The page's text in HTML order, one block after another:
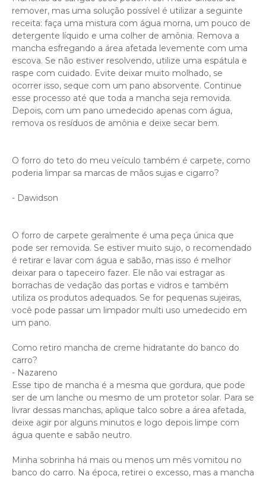
remover, mas uma solução possível é utilizar a seguinte
receita: faça uma mistura com água morna, um pouco de
detergente líquido e uma colher de amônia. Remova a
mancha esfregando a área afetada levemente com uma
escova. Se não estiver resolvendo, utilize uma espátula e
raspe com cuidado. Evite deixar muito molhado, se
ocorrer isso, seque com um pano absorvente. Continue
esse processo até que toda a mancha seja removida.
Depois, com um pano umedecido apenas com água,
remova os resíduos de amônia e deixe secar bem.
O forro do teto do meu veículo também é carpete, como
poderia limpar sa marcas de mãos sujas e cigarro?
- Dawidson
O forro de carpete geralmente é uma peça única que
pode ser removida. Se estiver muito sujo, o recomendado
é retirar e lavar com água e sabão, mas isso é melhor
deixar para o tapeceiro fazer. Ele não vai estragar as
borrachas de vedação das portas e vidros e também
utiliza os produtos adequados. Se for pequenas sujeiras,
você pode passar um limpador multi uso umedecido em
um pano.
Como retiro mancha de creme hidratante do banco do
carro?
- Nazareno
Esse tipo de mancha é a mesma que gordura, que pode
ser de um lanche ou mesmo de um protetor solar. Para se
livrar dessas manchas, aplique talco sobre a área afetada,
deixe agir por alguns minutos e logo depois limpe com
água quente e sabão neutro.
Minha sobrinha há mais ou menos um mês vomitou no
banco do carro. Na época, retirei o excesso, mas a mancha